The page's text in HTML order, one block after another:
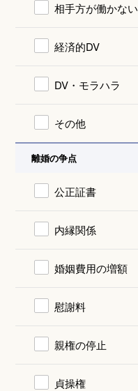
相手方が働かない
経済的DV
DV・モラハラ
その他
離婚の争点
公正証書
内縁関係
婚姻費用の増額
慰謝料
親権の停止
貞操権